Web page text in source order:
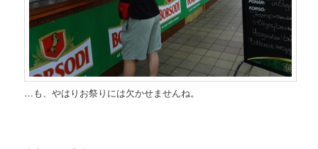
…も、やはりお祭りには欠かせませんね。